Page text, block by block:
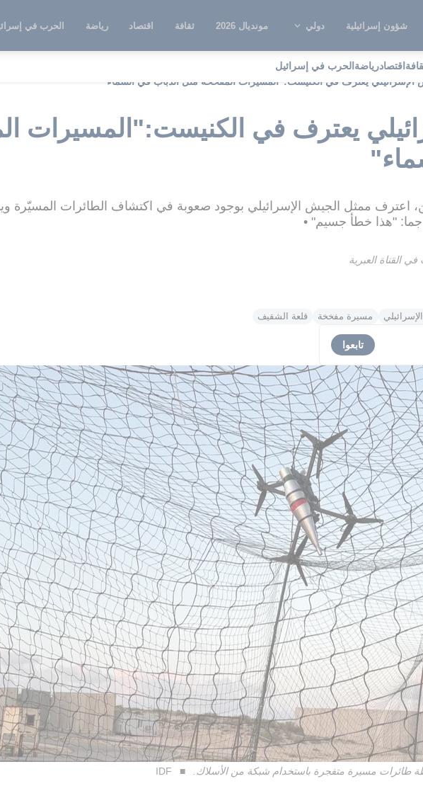
شؤون إسرائيلية دولي مونديال 2026 ثقافة اقتصاد رياضة الحرب في
اقتصادرياضة الحرب في إسرائيل
الإسرائيلي يعترف في الكنيست:"المسيرات المفخخة مثل الذباب في السماء"
يعترف في الكنيست:"المسيرات
اعترف ممثل الجيش الإسرائيلي بوجود صعوبة في اكتشاف الطائرات المسيّرة
"هذا خطأ جسيم" •
القناة العبرية
مسيرة مفخخة قلعة الشقيف
تابعوا
طائرات مسيرة متفجرة باستخدام شبكة من الأسلاك. IDF